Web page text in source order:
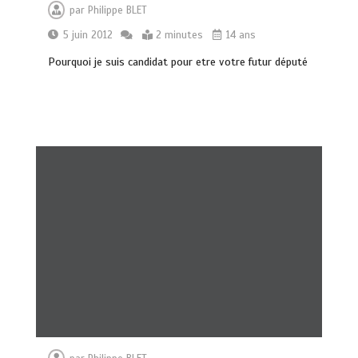
par Philippe BLET
5 juin 2012
2 minutes 14 ans
Pourquoi je suis candidat pour etre votre futur député